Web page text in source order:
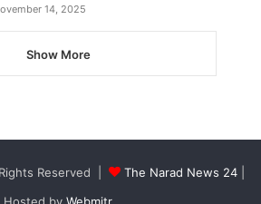
14, 2025
Show More
Reserved | The Narad News 24
Hosted by Webmitr